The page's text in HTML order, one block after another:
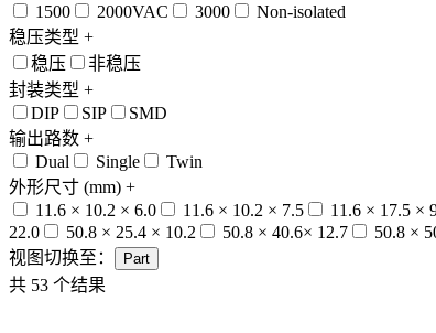
1500
2000VAC 3000
Non-isolated
稳压类型 +
稳压
非稳压
封装类型 +
DIP
SIP
SMD
输出路数 +
Dual
Single
Twin
外形尺寸 (mm) +
11.6 × 10.2 × 6.0
11.6 × 10.2 × 7.5 11.6 × 17.5 ×
22.0
50.8 × 25.4 × 10.2 50.8 × 40.6× 12.7 50.8 ×
视图切换至：
Part
共 53 个结果